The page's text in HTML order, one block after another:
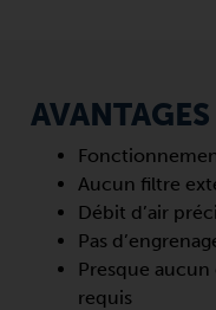
AVANTAGES
Aucun filtre
Débit d’air
Pas
Presque
requis